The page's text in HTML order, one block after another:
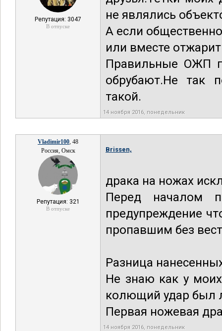
Репутация: 3047
В отпуске
не являлись
А если
или вместе
Правильные ОЖП
обрубают.Не так
такой.
14 ноября 2016, понедельник
Vladimir100, 48
Россия, Омск
Репутация: 321
В отпуске
Brissen,
драка на ножах
Перед началом
предупреждение
пропавшим без
Разница
Не знаю как у
колющий удар был
Первая ножевая
14 ноября 2016, понедельник